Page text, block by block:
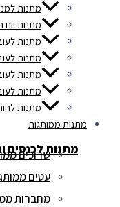
מתנות
מתנות יום
מתנות
מתנות
מתנות
מתנות
מתנות
מתנות ממותגות
מתנות לכנסים
שרוכים
עטים
מחברות